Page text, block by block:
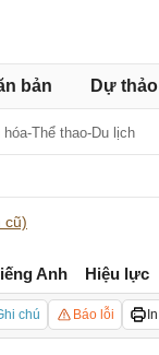
bản Dự thảo
hóa-Thể thao-Du lịch
cũ)
Anh Hiệu lực
chú Báo lỗi In